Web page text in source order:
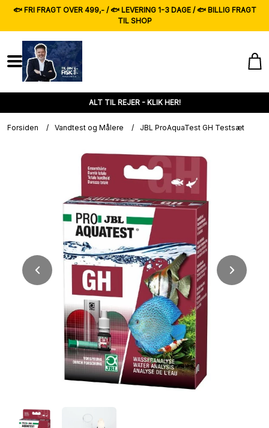
🐟 FRI FRAGT OVER 499,- / 🐟 LEVERING 1-3 DAGE / 🐟 BILLIG FRAGT
TIL SHOP
ALT TIL REJER - KLIK HER!
Forsiden / Vandtest og Målere / JBL ProAquaTest GH Testsæt